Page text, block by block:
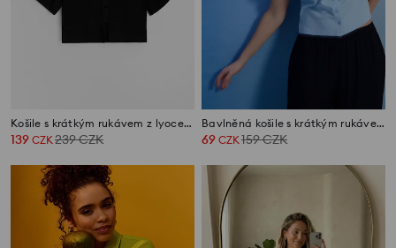
Košile s krátkým rukávem z lyocellu
139 CZK239CZK
Bavlněná košile s krátkým rukávem
69 CZK159CZK